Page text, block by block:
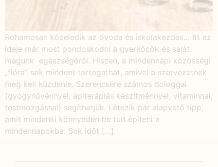
Rohamosan közeledik az óvoda és iskolakezdés… Itt az
ideje már most gondoskodni a gyerkőcök és saját
magunk egészségéről. Hiszen, a mindennapi közösségi
„flóra” sok mindent tartogathat, amivel a szervezetnek
meg kell küzdenie. Szerencsére számos dologgal
(gyógynövénnyel, apiterápiás készítménnyel, vitaminnal,
testmozgással) segíthetjük. Létezik pár alapvető tipp,
amit mindenki könnyedén be tud építeni a
mindennapokba: Sok időt […]